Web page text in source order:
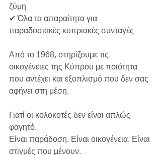
ζύμη
✔ Όλα τα απαραίτητα για
παραδοσιακές κυπριακές συνταγές
Από το 1968, στηρίζουμε τις
οικογένειες της Κύπρου με ποιότητα
που αντέχει και εξοπλισμό που δεν σας
αφήνει στη μέση.
Γιατί οι κολοκοτές δεν είναι απλώς
φαγητό.
Είναι παράδοση. Είναι οικογένεια. Είναι
στιγμές που μένουν.